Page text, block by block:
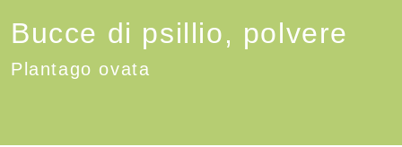
Bucce di psillio, polvere
Plantago ovata